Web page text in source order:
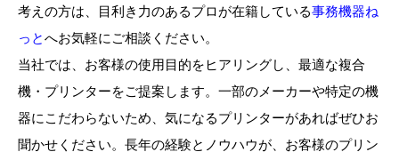
考えの方は、目利き力のあるプロが在籍している事務機器ね
っとへお気軽にご相談ください。
当社では、お客様の使用目的をヒアリングし、最適な複合
機・プリンターをご提案します。一部のメーカーや特定の機
器にこだわらないため、気になるプリンターがあればぜひお
聞かせください。長年の経験とノウハウが、お客様のプリン